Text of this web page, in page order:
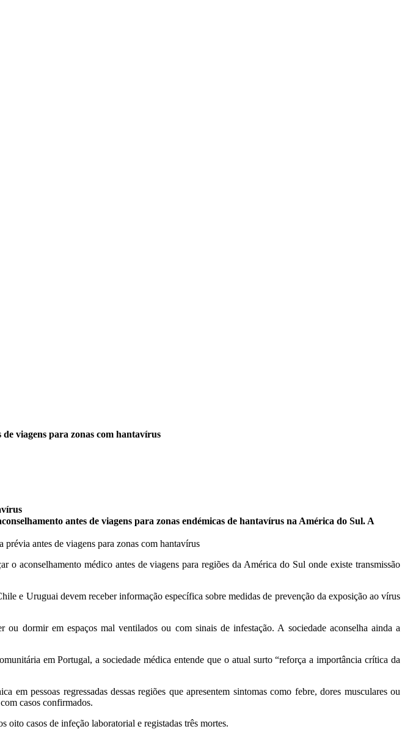
viagens para zonas com hantavírus
antes de viagens para zonas endémicas de hantavírus na América do Sul. A
o aconselhamento médico antes de viagens para regiões da América do Sul onde existe transmissão
e Uruguai devem receber informação específica sobre medidas de prevenção da exposição ao vírus
dormir em espaços mal ventilados ou com sinais de infestação. A sociedade aconselha ainda a
em Portugal, a sociedade médica entende que o atual surto “reforça a importância crítica da
pessoas regressadas dessas regiões que apresentem sintomas como febre, dores musculares ou
casos confirmados.
casos de infeção laboratorial e registadas três mortes.